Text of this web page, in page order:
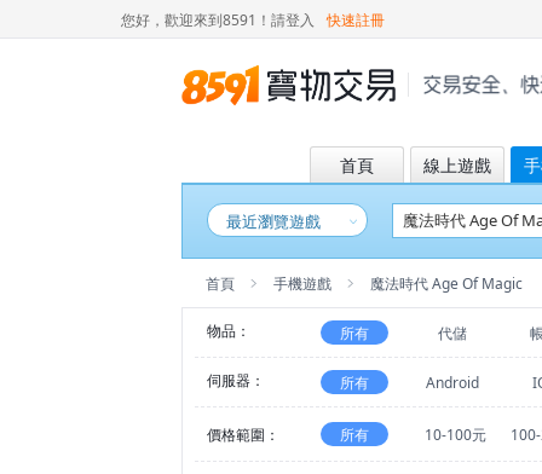
您好，歡迎來到8591！ 請登入 快速註冊
首頁 線上遊戲
最近瀏覽遊戲
首頁 手機遊戲 魔法時代 Age Of Magic
物品： 所有 代儲
伺服器： 所有 Android
價格範圍： 所有 10-100元